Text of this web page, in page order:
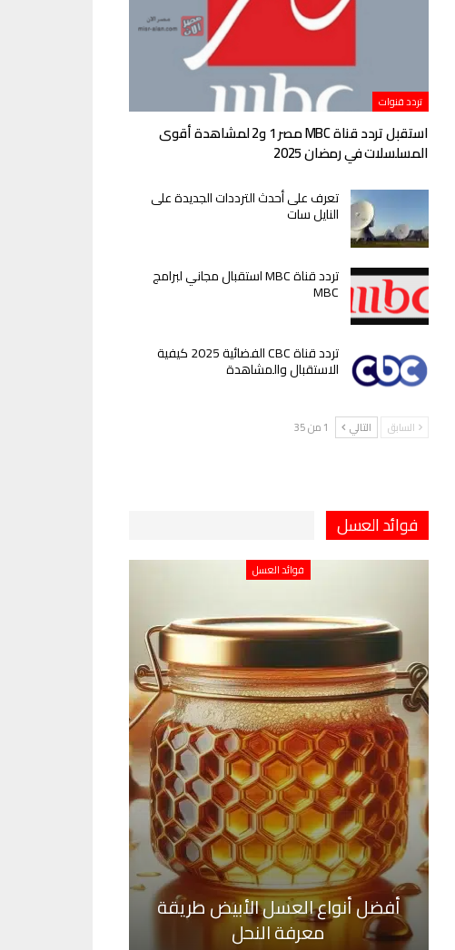
تردد قنوات
استقبل تردد قناة MBC مصر 1 و2 لمشاهدة أقوى
المسلسلات في رمضان 2025
تعرف على أحدث الترددات الجديدة على
النايل سات
تردد قناة MBC استقبال مجاني لبرامج
MBC
تردد قناة CBC الفضائية 2025 كيفية
الاستقبال والمشاهدة
السابق التالي 1 من 35
فوائد العسل
فوائد العسل
أفضل أنواع العسل الأبيض طريقة
معرفة النحل